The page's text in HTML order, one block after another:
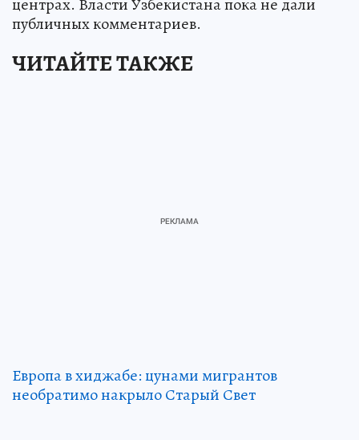
публичных комментариев.
ЧИТАЙТЕ ТАКЖЕ
Европа в хиджабе: цунами мигрантов
необратимо накрыло Старый Свет